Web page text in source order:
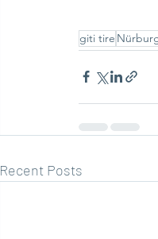
giti tire
Recent Posts